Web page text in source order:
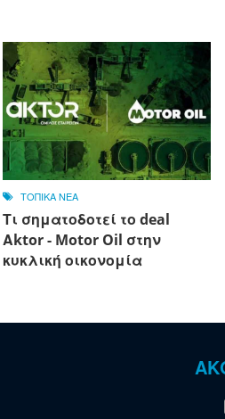
ΤΟΠΙΚΑ ΝΕΑ
Τι σηματοδοτεί το deal
Αktor - Motor Oil στην
κυκλική οικονομία